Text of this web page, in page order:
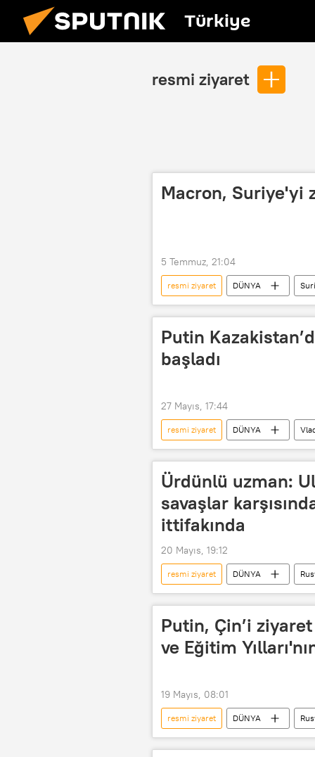
Türkiye
resmi ziyaret
Macron, Suriye'yi
5 Temmuz, 21:04
resmi ziyaret DÜNYA
İkili ilişkiler
ikili görüşme
Putin
başladı
27 Mayıs, 17:44
resmi ziyaret DÜNYA
Astana
Kremlin
Ürdünlü uzman:
savaşlar
ittifakında
20 Mayıs, 19:12
resmi ziyaret DÜNYA
Pekin
Batı BM
Putin, Çin’i
ve Eğitim
19 Mayıs, 08:01
resmi ziyaret DÜNYA
Şi Cinping